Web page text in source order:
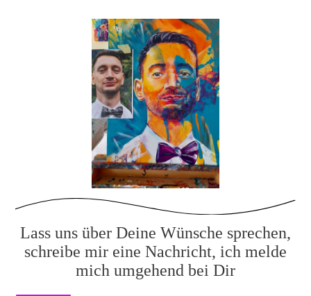
Lass uns über Deine Wünsche sprechen,
schreibe mir eine Nachricht, ich melde
mich umgehend bei Dir